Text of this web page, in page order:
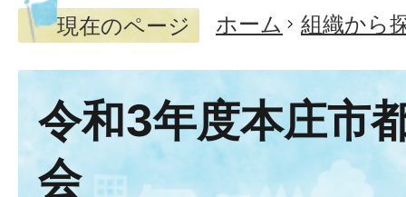
現在のページ ホーム 組織から
令和3年度本庄市
会